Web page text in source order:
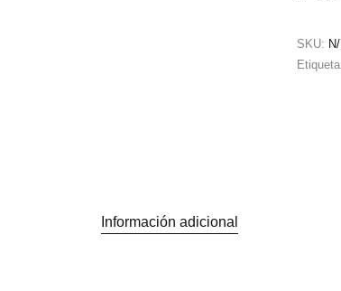
SKU:
Información adicional